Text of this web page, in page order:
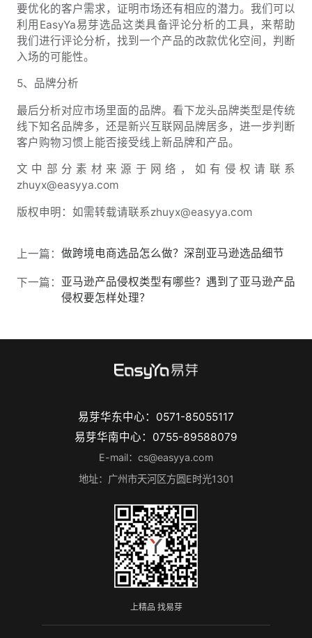
要优化的客户需求，证明市场还有相应的潜力。我们可以
利用EasyYa易芽选品这类具备评论分析的工具，来帮助
我们进行评论分析，找到一个产品的改款优化空间，判断
入场的可能性。
5、品牌分析
最后分析对应市场里面的品牌。看下龙头品牌类型是传统
线下知名品牌多，还是新兴互联网品牌居多，进一步判断
客户购物习惯上能否接受线上新品牌和产品。
文中部分素材来源于网络，如有侵权请联系
zhuyx@easyya.com
版权申明：如需转载请联系zhuyx@easyya.com
上一篇： 做跨境电商选品怎么做？深剖亚马逊选品细节
下一篇： 亚马逊产品侵权类型有哪些？遇到了亚马逊产品
侵权要怎样处理？
易芽华东中心：0571-85055117
易芽华南中心：0755-89588079
E-mail：cs@easyya.com
地址：广州市天河区方圆E时光1301
上精品 找易芽